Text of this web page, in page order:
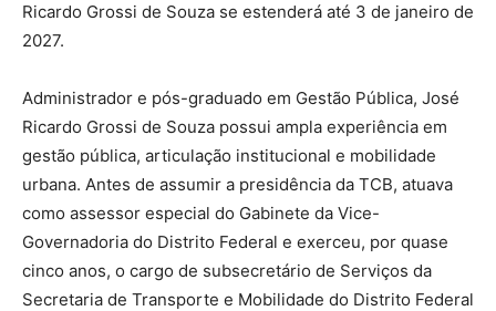
Ricardo Grossi de Souza se estenderá até 3 de janeiro de
2027.
Administrador e pós-graduado em Gestão Pública, José
Ricardo Grossi de Souza possui ampla experiência em
gestão pública, articulação institucional e mobilidade
urbana. Antes de assumir a presidência da TCB, atuava
como assessor especial do Gabinete da Vice-
Governadoria do Distrito Federal e exerceu, por quase
cinco anos, o cargo de subsecretário de Serviços da
Secretaria de Transporte e Mobilidade do Distrito Federal